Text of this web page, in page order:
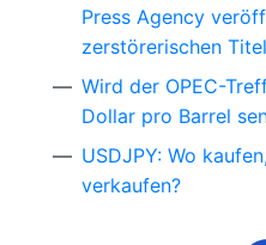
Press Agency
zerstörerischen
Wird der OPEC-
Dollar pro Barrel
USDJPY: Wo
verkaufen?